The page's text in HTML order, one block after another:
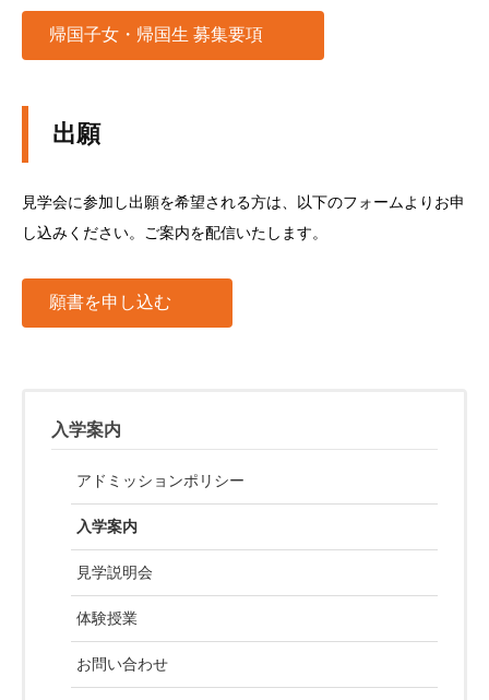
帰国子女・帰国生 募集要項
出願
見学会に参加し出願を希望される方は、以下のフォームよりお申
し込みください。ご案内を配信いたします。
願書を申し込む
入学案内
アドミッションポリシー
入学案内
見学説明会
体験授業
お問い合わせ